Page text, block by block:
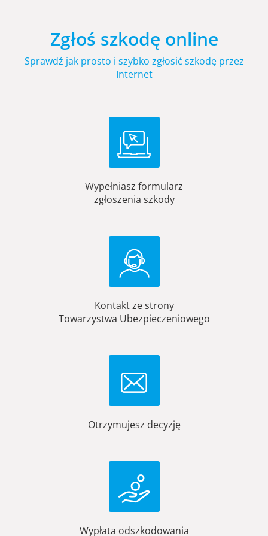
Zgłoś szkodę online
Sprawdź jak prosto i szybko zgłosić szkodę przez
Internet
Wypełniasz formularz
zgłoszenia szkody
Kontakt ze strony
Towarzystwa Ubezpieczeniowego
Otrzymujesz decyzję
Wypłata odszkodowania